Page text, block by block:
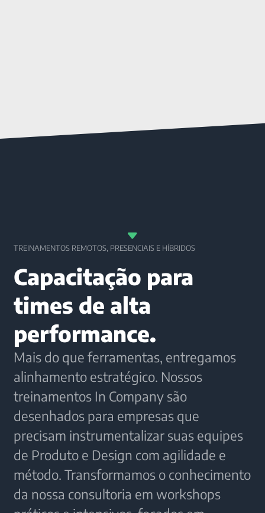
TREINAMENTOS REMOTOS, PRESENCIAIS E HÍBRIDOS
Capacitação para
times de alta
performance.
Mais do que ferramentas, entregamos
alinhamento estratégico. Nossos
treinamentos In Company são
desenhados para empresas que
precisam instrumentalizar suas equipes
de Produto e Design com agilidade e
método. Transformamos o conhecimento
da nossa consultoria em workshops